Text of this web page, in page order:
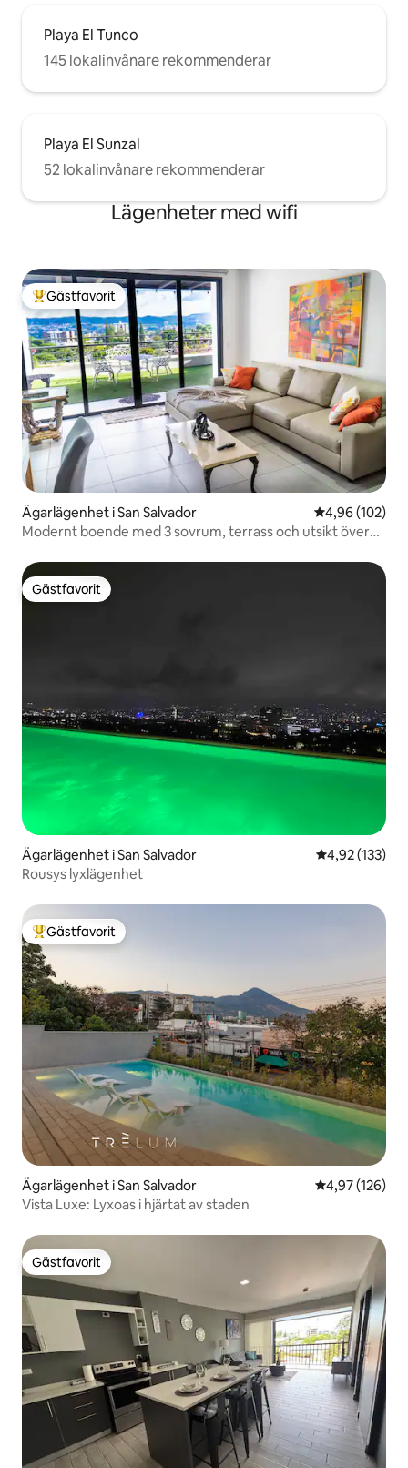
Playa El Tunco
145 lokalinvånare rekommenderar
Playa El Sunzal
52 lokalinvånare rekommenderar
Lägenheter med wifi
Populär gästfavorit
Gästfavorit
Ägarlägenhet i San Salvador 4,96 av 5 i
4,96 (102)
Modernt boende med 3 sovrum, terrass och utsikt över
Gästfavorit
Gästfavorit
Ägarlägenhet i San Salvador 4,92 av 5 i
4,92 (133)
Rousys lyxlägenhet
Populär gästfavorit
Gästfavorit
Ägarlägenhet i San Salvador 4,97 av 5 i
4,97 (126)
Vista Luxe: Lyxoas i hjärtat av staden
Gästfavorit
Gästfavorit